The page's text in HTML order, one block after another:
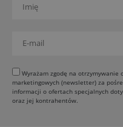
Kukurydza w Polsce:
Amazone ZG-TX
29.07.2026
29.07.2026
Wyrażam zgodę na otrzymywanie
marketingowych (newsletter) za
informacji o ofertach specjalnych
oraz jej kontrahentów.